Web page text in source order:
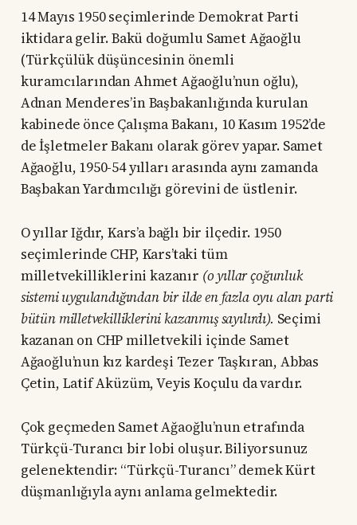
14 Mayıs 1950 seçimlerinde Demokrat Parti
iktidara gelir. Bakü doğumlu Samet Ağaoğlu
(Türkçülük düşüncesinin önemli
kuramcılarından Ahmet Ağaoğlu’nun oğlu),
Adnan Menderes’in Başbakanlığında kurulan
kabinede önce Çalışma Bakanı, 10 Kasım 1952’de
de İşletmeler Bakanı olarak görev yapar. Samet
Ağaoğlu, 1950-54 yılları arasında aynı zamanda
Başbakan Yardımcılığı görevini de üstlenir.
O yıllar Iğdır, Kars’a bağlı bir ilçedir. 1950
seçimlerinde CHP, Kars’taki tüm
milletvekilliklerini kazanır (o yıllar çoğunluk
sistemi uygulandığından bir ilde en fazla oyu alan parti
bütün milletvekilliklerini kazanmış sayılırdı). Seçimi
kazanan on CHP milletvekili içinde Samet
Ağaoğlu’nun kız kardeşi Tezer Taşkıran, Abbas
Çetin, Latif Aküzüm, Veyis Koçulu da vardır.
Çok geçmeden Samet Ağaoğlu’nun etrafında
Türkçü-Turancı bir lobi oluşur. Biliyorsunuz
gelenektendir: “Türkçü-Turancı” demek Kürt
düşmanlığıyla aynı anlama gelmektedir.